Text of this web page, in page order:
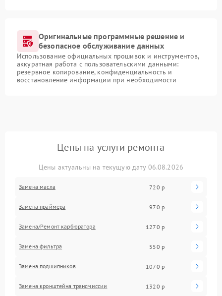
Оригинальные программные решение и
безопасное обслуживание данных
Использование официальных прошивок и инструментов,
аккуратная работа с пользовательскими данными:
резервное копирование, конфиденциальность и
восстановление информации при необходимости
Цены на услуги ремонта
Цены актуальны на текущую дату 06.08.2026
Замена масла 720 р
Замена праймера 970 р
Замена/Pемонт карбюратора 1270 р
Замена фильтра 550 р
Замена подшипников 1070 р
Замена кронштейна трансмиссии 1320 р